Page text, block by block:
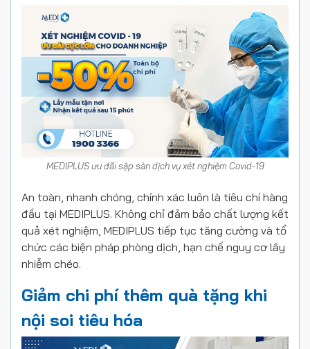
MEDIPLUS ưu đãi sập sàn dịch vụ xét nghiệm Covid-19
An toàn, nhanh chóng, chính xác luôn là tiêu chí hàng
đầu tại MEDIPLUS. Không chỉ đảm bảo chất lượng kết
quả xét nghiệm, MEDIPLUS tiếp tục tăng cường và tổ
chức các biện pháp phòng dịch, hạn chế nguy cơ lây
nhiễm chéo.
Giảm chi phí thêm quà tặng khi
nội soi tiêu hóa